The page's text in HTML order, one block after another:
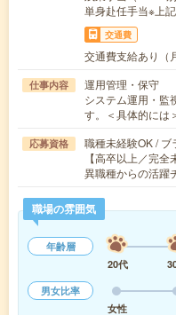
単身赴任手当※上
交通費
交通費支給あり（
仕事内容
運用管理・保守
システム運用・監
す。＜具体的に
応募資格
職種未経験OK / ブ
【高卒以上／完
異職種からの活
職場の雰囲気
年齢層
20代
男女比率
女性